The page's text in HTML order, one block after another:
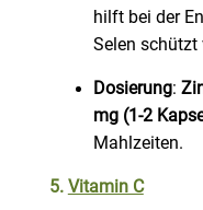
hilft bei der
Selen schützt
Dosierung:
mg (1-2
Mahlzeiten.
5. Vitamin C